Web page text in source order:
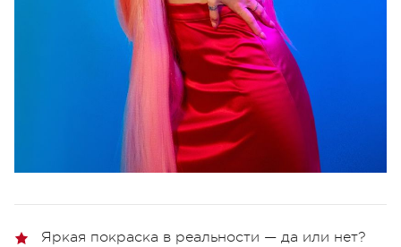
Яркая покраска в реальности — да или нет?